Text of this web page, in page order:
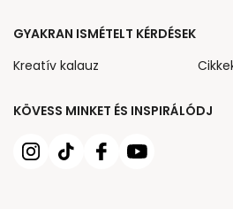
KÖVESS MINKET ÉS INSPIRÁLÓDJ
GYAKRAN ISMÉTELT KÉRDÉSEK
Kreatív kalauz